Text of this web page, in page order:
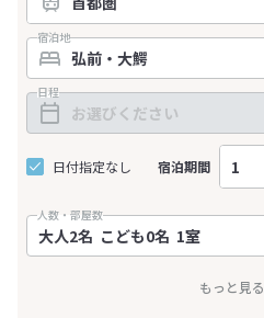
宿泊地
日程
日付指定なし 宿泊期間
人数・部屋数
もっと見る